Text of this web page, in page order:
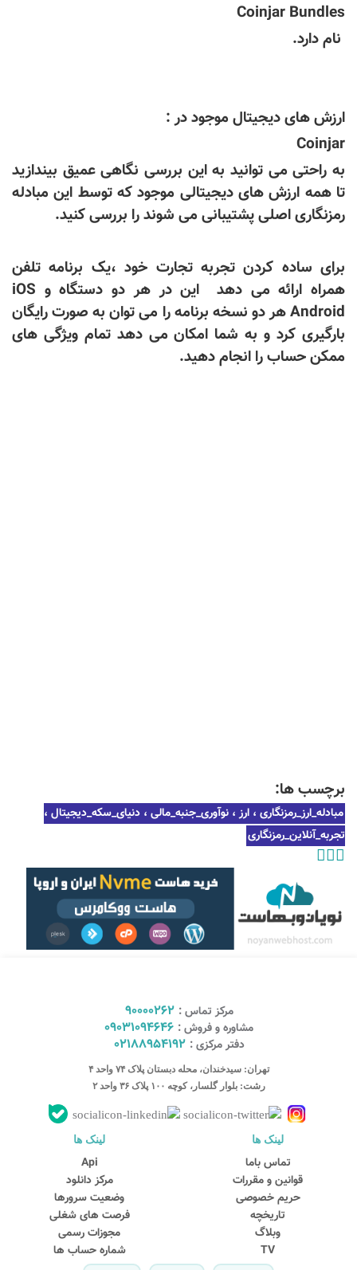
کارشناس مشاوره و فروش
جهت ارتباط در پیامرسان بله کلیک کنید
تماس تلفنی با کارشناس فروش
09031094646
90000262
Coinjar Bundles
نام دارد.
ارزش های دیجیتال موجود در :
Coinjar
به راحتی می توانید به این بررسی نگاهی عمیق بیندازید
تا همه ارزش های دیجیتالی موجود که توسط این مبادله
رمزنگاری اصلی پشتیبانی می شوند را بررسی کنید.
برای ساده کردن تجربه تجارت خود ،یک برنامه تلفن
همراه ارائه می دهد این در هر دو دستگاهiOSو
Androidهر دو نسخه برنامه را می توان به صورت رایگان
بارگیری کرد و به شما امکان می دهد تمام ویژگی های
ممکن حساب را انجام دهید.
برچسب ها:
مبادله_ارز_رمزنگاری ، ارز ، نوآوری_جنبه_مالی ، دنیای_سکه_دیجیتال ،
تجربه_آنلاین_رمزنگاری
مرکز تماس : 90000262
مشاوره و فروش : 09031094646
دفتر مرکزی : 02188954192
تهران: سیدخندان، محله دبستان پلاک ۷۴ واحد ۴
رشت: بلوار گلسار، کوچه ۱۰۰ پلاک ۳۶ واحد ۲
لینک ها
تماس باما
قوانین و مقررات
حریم خصوصی
تاریخچه
وبلاگ
TV
لینک ها
Api
مرکز دانلود
وضعیت سرورها
فرصت های شغلی
مجوزات رسمی
شماره حساب ها